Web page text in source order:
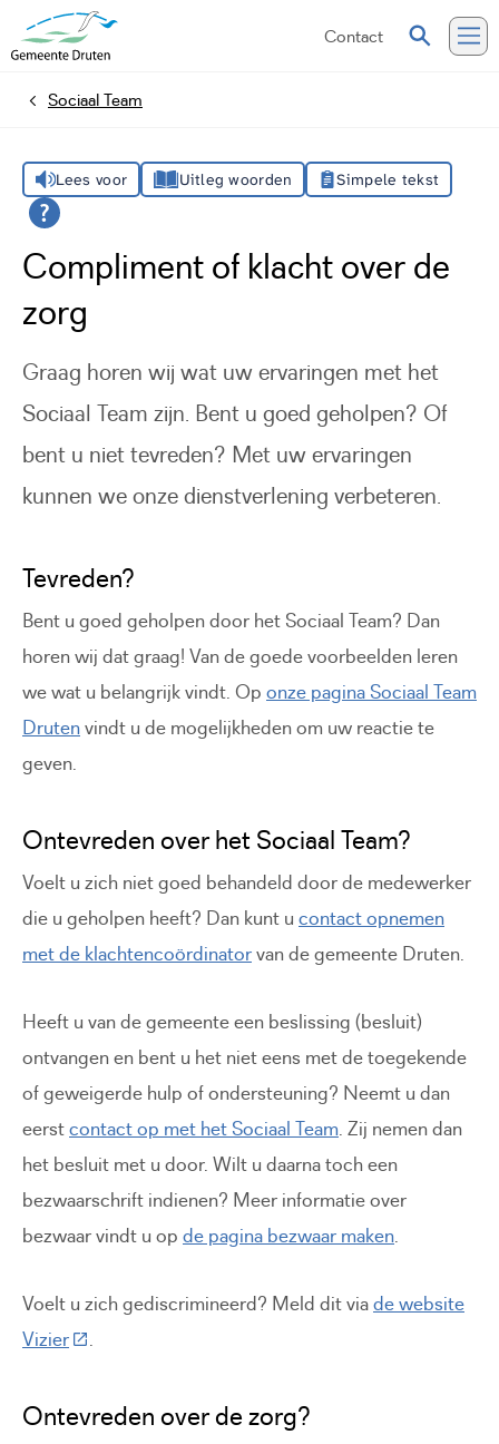
Contact
Zoeken
HomeSociaal Team
Lees voor Uitleg woorden Simpele tekst
Compliment of klacht over de
zorg
Graag horen wij wat uw ervaringen met het
Sociaal Team zijn. Bent u goed geholpen? Of
bent u niet tevreden? Met uw ervaringen
kunnen we onze dienstverlening verbeteren.
Tevreden?
Bent u goed geholpen door het Sociaal Team? Dan
horen wij dat graag! Van de goede voorbeelden leren
we wat u belangrijk vindt. Op onze pagina Sociaal Team
Drutenvindt u de mogelijkheden om uw reactie te
geven.
Ontevreden over het Sociaal Team?
Voelt u zich niet goed behandeld door de medewerker
die u geholpen heeft? Dan kunt u contact opnemen
met de klachtencoördinatorvan de gemeente Druten.
Heeft u van de gemeente een beslissing (besluit)
ontvangen en bent u het niet eens met de toegekende
of geweigerde hulp of ondersteuning? Neemt u dan
eerstcontact op met het Sociaal Team. Zij nemen dan
het besluit met u door. Wilt u daarna toch een
bezwaarschrift indienen? Meer informatie over
bezwaar vindt u op de pagina bezwaar maken.
Voelt u zich gediscrimineerd? Meld dit viade website
Vizier(Deze link gaat naar een externe website)
.
Ontevreden over de zorg?